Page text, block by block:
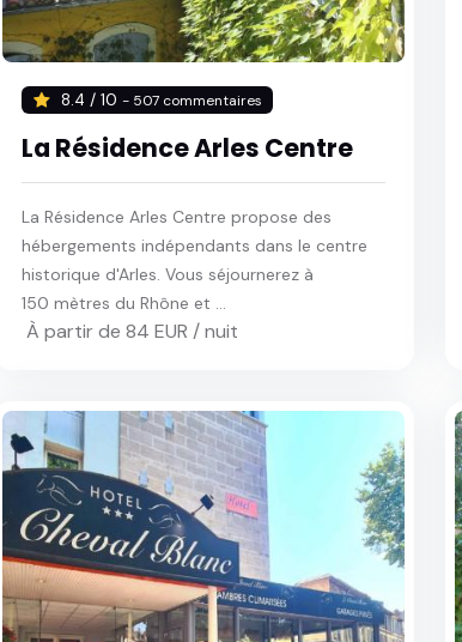
8.4 / 10- 507 commentaires
La Résidence Arles Centre
La Résidence Arles Centre propose des
hébergements indépendants dans le centre
historique d'Arles. Vous séjournerez à
150 mètres du Rhône et ...
À partir de 84 EUR / nuit